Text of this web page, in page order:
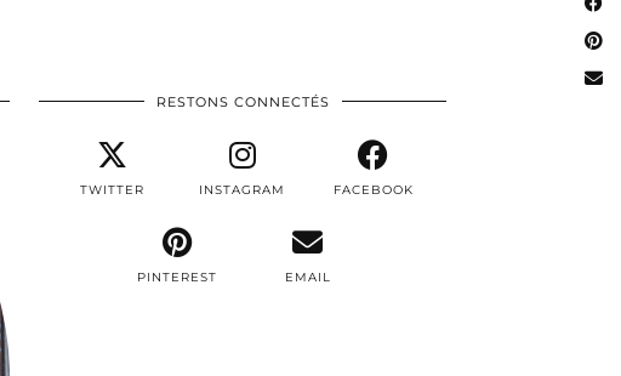
RESTONS CONNECTÉS
TWITTER INSTAGRAM FACEBOOK
PINTEREST EMAIL